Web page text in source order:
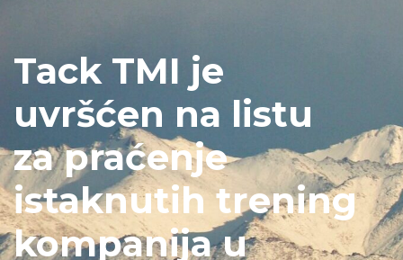
Tack TMI je
uvršćen na listu
za praćenje
istaknutih trening
kompanija u